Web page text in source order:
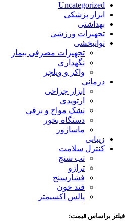
Uncategorized
ابزار پزشکی
بهداشتی
تجهیزات ورزشی
توانبخشی
تجهیزات مصرفی بیمار
نگهداری
واکر و ویلچر
درمانی
ابزار جراحی
ارتوپدی
تشک مواج و برقی
دستگاه بخور
ماساژور
زیبایی
کنترل سلامت
تب سنج
ترازو
فشارسنج
قند خون
پالس اکسیمتر
فیلتر براساس قیمت: